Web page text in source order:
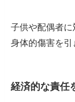
子供や配偶者
身体的傷害を引
経済的な責任